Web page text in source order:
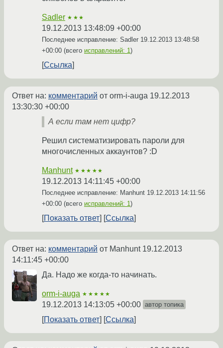
Sadler ★★★
19.12.2013 13:48:09 +00:00
Последнее исправление: Sadler 19.12.2013 13:48:58
+00:00 (всего исправлений: 1)
Ссылка
Ответ на: комментарий от orm-i-auga 19.12.2013
13:30:30 +00:00
А если там нет цифр?
Решил систематизировать пароли для
многочисленных аккаунтов? :D
Manhunt ★★★★★
19.12.2013 14:11:45 +00:00
Последнее исправление: Manhunt 19.12.2013 14:11:56
+00:00 (всего исправлений: 1)
Показать ответ Ссылка
Ответ на: комментарий от Manhunt 19.12.2013
14:11:45 +00:00
Да. Надо же когда-то начинать.
orm-i-auga ★★★★★
19.12.2013 14:13:05 +00:00 автор топика
Показать ответ Ссылка